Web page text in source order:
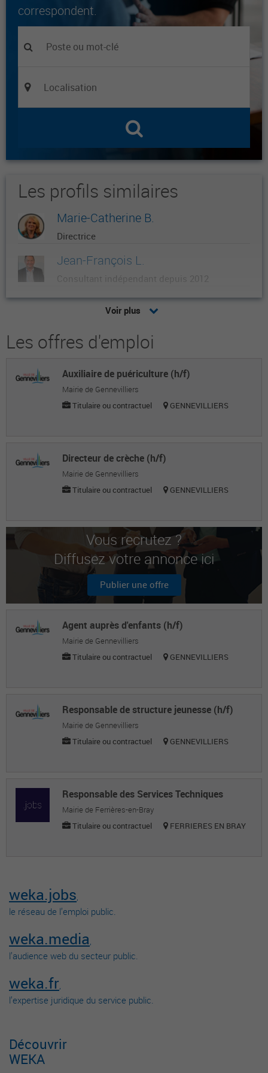
correspondent.
Les profils similaires
Marie-Catherine B.
Directrice
Jean-François L.
Consultant indépendant depuis 2012
Jean-Robert M.
fonction publique territoriale
Cabinet cbm audit & conseil - secteur public
Rachel D.
Chef de projets
Sandrine M.
Djénéba C.
Chargée d'accueil et de secrétariat
Joel C.
Ancien dgs / coach fondateur d'opus cité
sas spécialisée pour les cadres dirigeants
privés et publics
Yves M.
Directeur de mission modernisation
Voir plus
Les offres d'emploi
Auxiliaire de puériculture (h/f)
Mairie de Gennevilliers
Titulaire ou contractuel
GENNEVILLIERS
Directeur de crèche (h/f)
Mairie de Gennevilliers
Titulaire ou contractuel
GENNEVILLIERS
Vous recrutez ?
Diffusez votre annonce ici
Publier une offre
Agent auprès d'enfants (h/f)
Mairie de Gennevilliers
Titulaire ou contractuel
GENNEVILLIERS
Responsable de structure jeunesse (h/f)
Mairie de Gennevilliers
Titulaire ou contractuel
GENNEVILLIERS
Responsable des Services Techniques
Mairie de Ferrières-en-Bray
Titulaire ou contractuel
FERRIERES EN BRAY
weka.jobs,
le réseau de l’emploi public.
weka.media,
l’audience web du secteur public.
weka.fr,
l’expertise juridique du service public.
Découvrir
WEKA